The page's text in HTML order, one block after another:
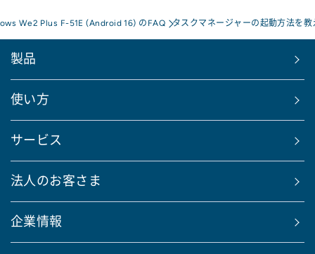
We2 Plus F-51E (Android 16) のFAQ タスクマネージャーの起動方法を
製品
使い方
サービス
法人のお客さま
企業情報